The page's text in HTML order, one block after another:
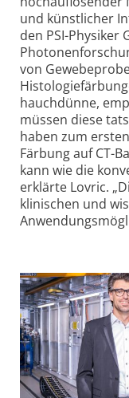
und künstlicher
den PSI-
von
hauchdünne,
müssen diese
haben zum
Färbung auf CT-
kann wie die
erklärte Lovric.
klinischen und